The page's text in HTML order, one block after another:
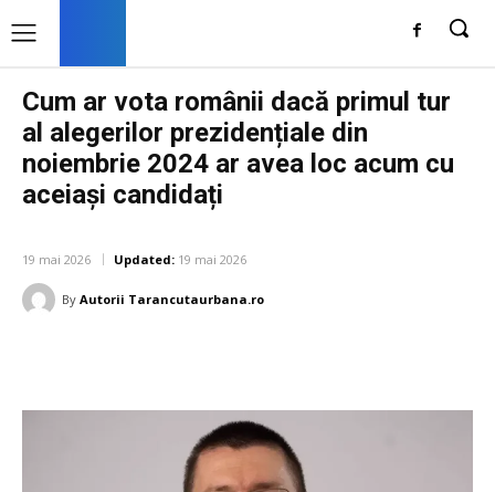
Cum ar vota românii dacă primul tur
al alegerilor prezidențiale din
noiembrie 2024 ar avea loc acum cu
aceiași candidați
19 mai 2026 Updated: 19 mai 2026
By Autorii Tarancutaurbana.ro